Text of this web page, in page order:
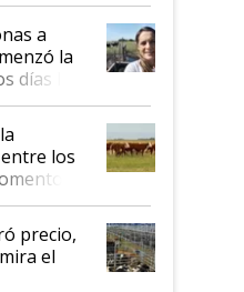
a
la
días le
los
precio,
el